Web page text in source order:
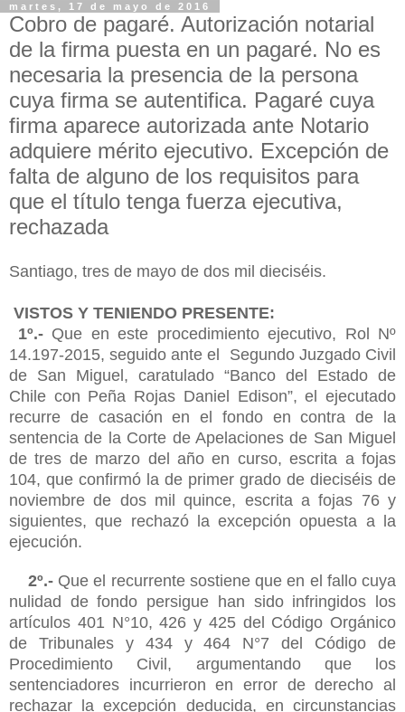
martes, 17 de mayo de 2016
Cobro de pagaré. Autorización notarial
de la firma puesta en un pagaré. No es
necesaria la presencia de la persona
cuya firma se autentifica. Pagaré cuya
firma aparece autorizada ante Notario
adquiere mérito ejecutivo. Excepción de
falta de alguno de los requisitos para
que el título tenga fuerza ejecutiva,
rechazada
Santiago, tres de mayo de dos mil dieciséis.
VISTOS Y TENIENDO PRESENTE:
1º.-Que en este procedimiento ejecutivo, Rol Nº
14.197-2015, seguido ante el Segundo Juzgado Civil
de San Miguel, caratulado “Banco del Estado de
Chile con Peña Rojas Daniel Edison”, el ejecutado
recurre de casación en el fondo en contra de la
sentencia de la Corte de Apelaciones de San Miguel
de tres de marzo del año en curso, escrita a fojas
104, que confirmó la de primer grado de dieciséis de
noviembre de dos mil quince, escrita a fojas 76 y
siguientes, que rechazó la excepción opuesta a la
ejecución.
2º.-Que el recurrente sostiene que en el fallo cuya
nulidad de fondo persigue han sido infringidos los
artículos 401 N°10, 426 y 425 del Código Orgánico
de Tribunales y 434 y 464 N°7 del Código de
Procedimiento Civil, argumentando que los
sentenciadores incurrieron en error de derecho al
rechazar la excepción deducida, en circunstancias